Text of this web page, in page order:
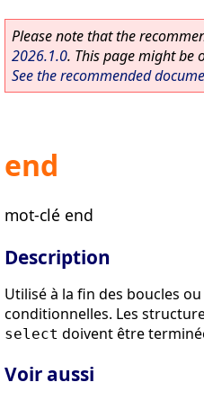
Please note that the
2026.1.0. This page might be
See the recommended
end
mot-clé end
Description
Utilisé à la fin des boucles
conditionnelles. Les
select doivent être
Voir aussi